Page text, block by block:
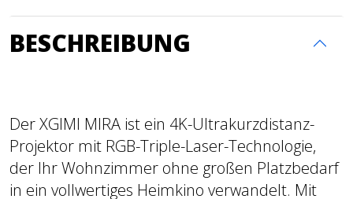
BESCHREIBUNG
Der XGIMI MIRA ist ein 4K-Ultrakurzdistanz-
Projektor mit RGB-Triple-Laser-Technologie,
der Ihr Wohnzimmer ohne großen Platzbedarf
in ein vollwertiges Heimkino verwandelt. Mit